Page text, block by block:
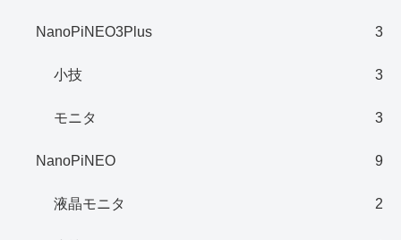
NanoPiNEO3Plus 3
小技 3
モニタ 3
NanoPiNEO 9
液晶モニタ 2